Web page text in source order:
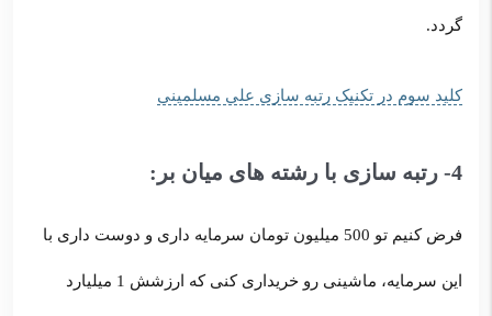
گردد.
کلید سوم در تکنیک رتبه سازی علی مسلمینی
4- رتبه سازی با رشته های میان بر:
فرض کنیم تو 500 میلیون تومان سرمایه داری و دوست داری با
این سرمایه، ماشینی رو خریداری کنی که ارزشش 1 میلیارد